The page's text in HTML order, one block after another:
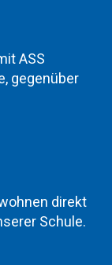
ASS
gegenüber
direkt
Schule.